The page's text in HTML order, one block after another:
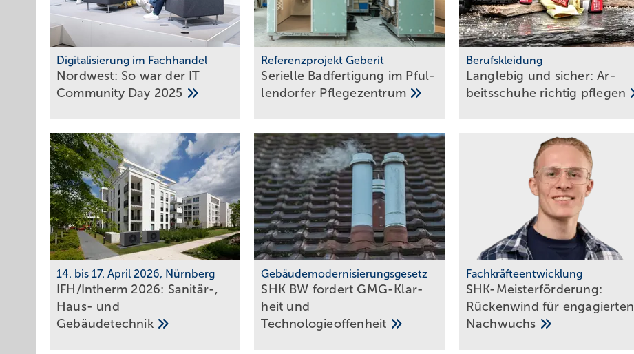
Digitalisierung im Fachhandel
Nordwest: So war der IT
Community Day 2025
Referenzprojekt Geberit
Serielle Badfertigung im Pful­
len­dor­fer Pfle­ge­zen­trum
Berufskleidung
Langlebig und sicher: Ar­
beits­schu­he rich­tig pfle­gen
14. bis 17. April 2026, Nürnberg
IFH/Intherm 2026: Sanitär-,
Haus- und
Ge­bäu­de­tech­nik
Gebäudemodernisierungsgesetz
SHK BW fordert GMG-Klar­
heit und
Tech­no­lo­gie­of­fen­heit
Fachkräfteentwicklung
SHK-Meisterförderung:
Rücken­wind für enga­gier­ten
Nachwuchs